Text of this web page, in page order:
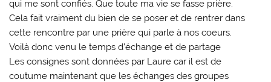
qui me sont confiés. Que toute ma vie se fasse prière.
Cela fait vraiment du bien de se poser et de rentrer dans
cette rencontre par une prière qui parle à nos coeurs.
Voilà donc venu le temps d’échange et de partage
Les consignes sont données par Laure car il est de
coutume maintenant que les échanges des groupes